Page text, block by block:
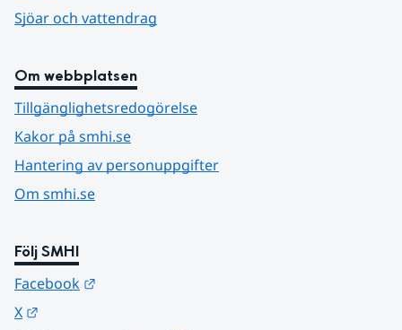
Sjöar och vattendrag
Om webbplatsen
Tillgänglighetsredogörelse
Kakor på smhi.se
Hantering av personuppgifter
Om smhi.se
Följ SMHI
Facebook
X